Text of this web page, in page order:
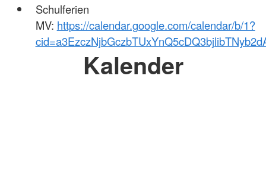
Schulferien
MV: https://calendar.google.com/calendar/b/1?
Kalender